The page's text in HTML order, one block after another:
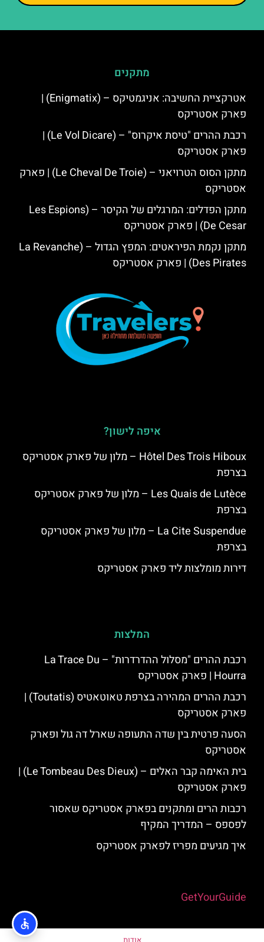
מתקנים
אטרקציית החשיבה: אניגמטיקס – (Enigmatix) |
פארק אסטריקס
רכבת ההרים "טיסת איקרוס" – (Le Vol Dicare) |
פארק אסטריקס
מתקן הסוס הטרויאני – (Le Cheval De Troie) | פארק
אסטריקס
מתקן הפדלים: המרגלים של הקיסר – (Les Espions
De Cesar) | פארק אסטריקס
מתקן נקמת הפיראטים: המפץ הגדול – (La Revanche
Des Pirates) | פארק אסטריקס
איפה לישון?
Hôtel Des Trois Hiboux – מלון של פארק אסטריקס
בצרפת
Les Quais de Lutèce – מלון של פארק אסטריקס
בצרפת
La Cite Suspendue – מלון של פארק אסטריקס
בצרפת
דירות מומלצות ליד פארק אסטריקס
המלצות
רכבת ההרים "מסלול ההדרדרות" – La Trace Du
Hourra | פארק אסטריקס
רכבת ההרים המהירה בצרפת טאוטאטיס (Toutatis) |
פארק אסטריקס
הסעה פרטית בין שדה התעופה שארל דה גול ופארק
אסטריקס
בית האימה קבר האלים – (Le Tombeau Des Dieux) |
פארק אסטריקס
רכבות הרים ומתקנים בפארק אסטריקס שאסור
לפספס – המדריך המקיף
איך מגיעים מפריז לפארק אסטריקס
GetYourGuide